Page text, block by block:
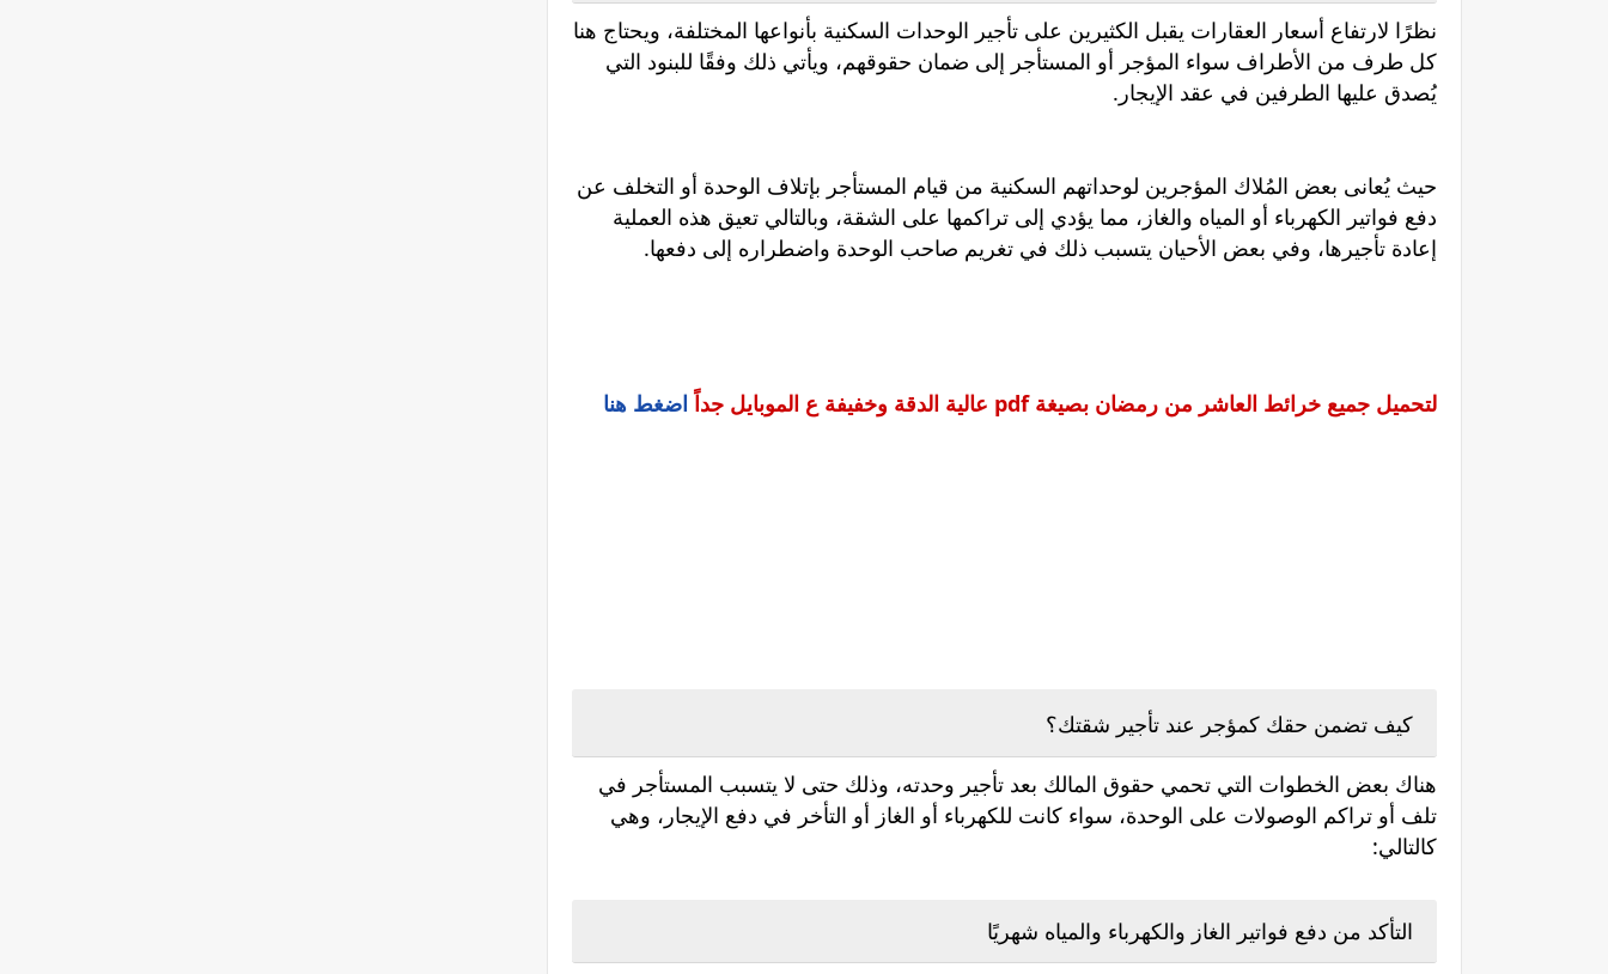
نظرًا لارتفاع أسعار العقارات يقبل الكثيرين على تأجير الوحدات السكنية بأنواعها المختلفة، ويحتاج هنا
كل طرف من الأطراف سواء المؤجر أو المستأجر إلى ضمان حقوقهم، ويأتي ذلك وفقًا للبنود التي
يُصدق عليها الطرفين في عقد الإيجار.
حيث يُعانى بعض المُلاك المؤجرين لوحداتهم السكنية من قيام المستأجر بإتلاف الوحدة أو التخلف عن
دفع فواتير الكهرباء أو المياه والغاز، مما يؤدي إلى تراكمها على الشقة، وبالتالي تعيق هذه العملية
إعادة تأجيرها، وفي بعض الأحيان يتسبب ذلك في تغريم صاحب الوحدة واضطراره إلى دفعها.
لتحميل جميع خرائط العاشر من رمضان بصيغة pdf عالية الدقة وخفيفة ع الموبايل جداً اضغط هنا
كيف تضمن حقك كمؤجر عند تأجير شقتك؟
هناك بعض الخطوات التي تحمي حقوق المالك بعد تأجير وحدته، وذلك حتى لا يتسبب المستأجر في
تلف أو تراكم الوصولات على الوحدة، سواء كانت للكهرباء أو الغاز أو التأخر في دفع الإيجار، وهي
كالتالي:
التأكد من دفع فواتير الغاز والكهرباء والمياه شهريًا